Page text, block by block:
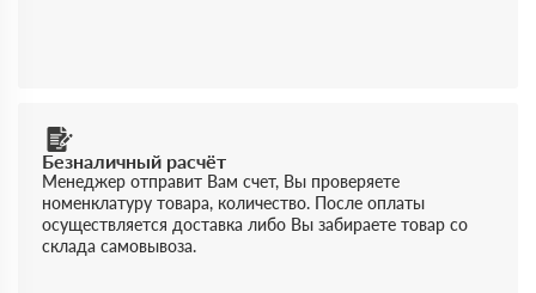
Безналичный расчёт
Менеджер отправит Вам счет, Вы проверяете
номенклатуру товара, количество. После оплаты
осуществляется доставка либо Вы забираете товар со
склада самовывоза.